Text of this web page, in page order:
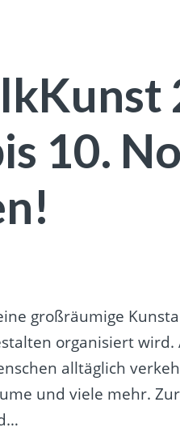
10.
großräumige
organisiert
alltäglich
und viele mehr.